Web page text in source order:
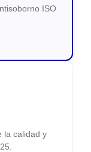
ISO
la calidad y